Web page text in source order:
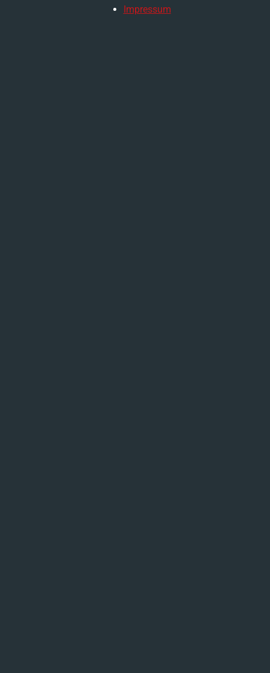
Impressum